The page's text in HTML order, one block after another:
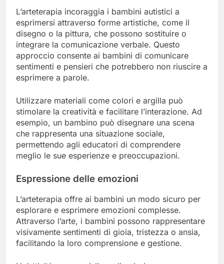
L’arteterapia incoraggia i bambini autistici a
esprimersi attraverso forme artistiche, come il
disegno o la pittura, che possono sostituire o
integrare la comunicazione verbale. Questo
approccio consente ai bambini di comunicare
sentimenti e pensieri che potrebbero non riuscire a
esprimere a parole.
Utilizzare materiali come colori e argilla può
stimolare la creatività e facilitare l’interazione. Ad
esempio, un bambino può disegnare una scena
che rappresenta una situazione sociale,
permettendo agli educatori di comprendere
meglio le sue esperienze e preoccupazioni.
Espressione delle emozioni
L’arteterapia offre ai bambini un modo sicuro per
esplorare e esprimere emozioni complesse.
Attraverso l’arte, i bambini possono rappresentare
visivamente sentimenti di gioia, tristezza o ansia,
facilitando la loro comprensione e gestione.